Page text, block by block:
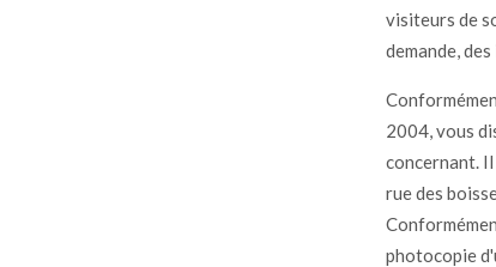
visiteurs de
demande,
2004, vous
concernant.
rue des
photocopie